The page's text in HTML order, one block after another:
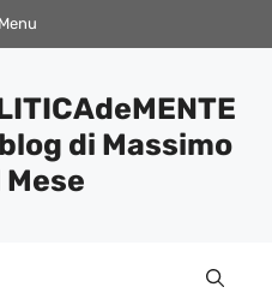
Menu
di Massimo
Mese